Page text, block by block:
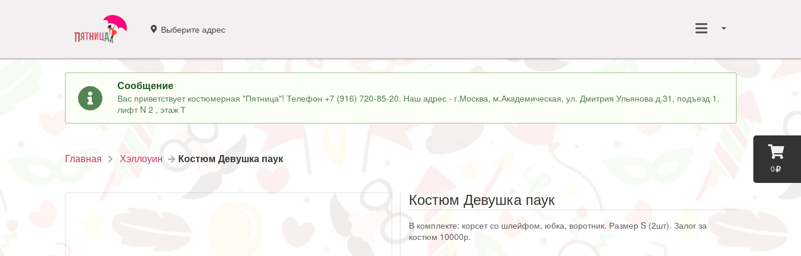
0
Выберите адрес
Сообщение
Вас приветствует костюмерная "Пятница"! Телефон +7 (916) 720-85-20. Наш адрес - г.Москва, м.Академическая, ул. Дмитрия Ульянова д.31, подъезд 1,
лифт N 2 , этаж Т
Главная Хэллоуин Костюм Девушка паук
Костюм Девушка паук
В комплекте: корсет со шлейфом, юбка, воротник. Размер S (2шт). Залог за
костюм 10000р.